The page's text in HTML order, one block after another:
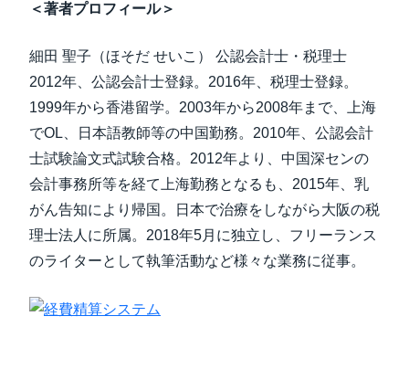
＜著者プロフィール＞
細田 聖子（ほそだ せいこ） 公認会計士・税理士
2012年、公認会計士登録。2016年、税理士登録。
1999年から香港留学。2003年から2008年まで、上海
でOL、日本語教師等の中国勤務。2010年、公認会計
士試験論文式試験合格。2012年より、中国深センの
会計事務所等を経て上海勤務となるも、2015年、乳
がん告知により帰国。日本で治療をしながら大阪の税
理士法人に所属。2018年5月に独立し、フリーランス
のライターとして執筆活動など様々な業務に従事。